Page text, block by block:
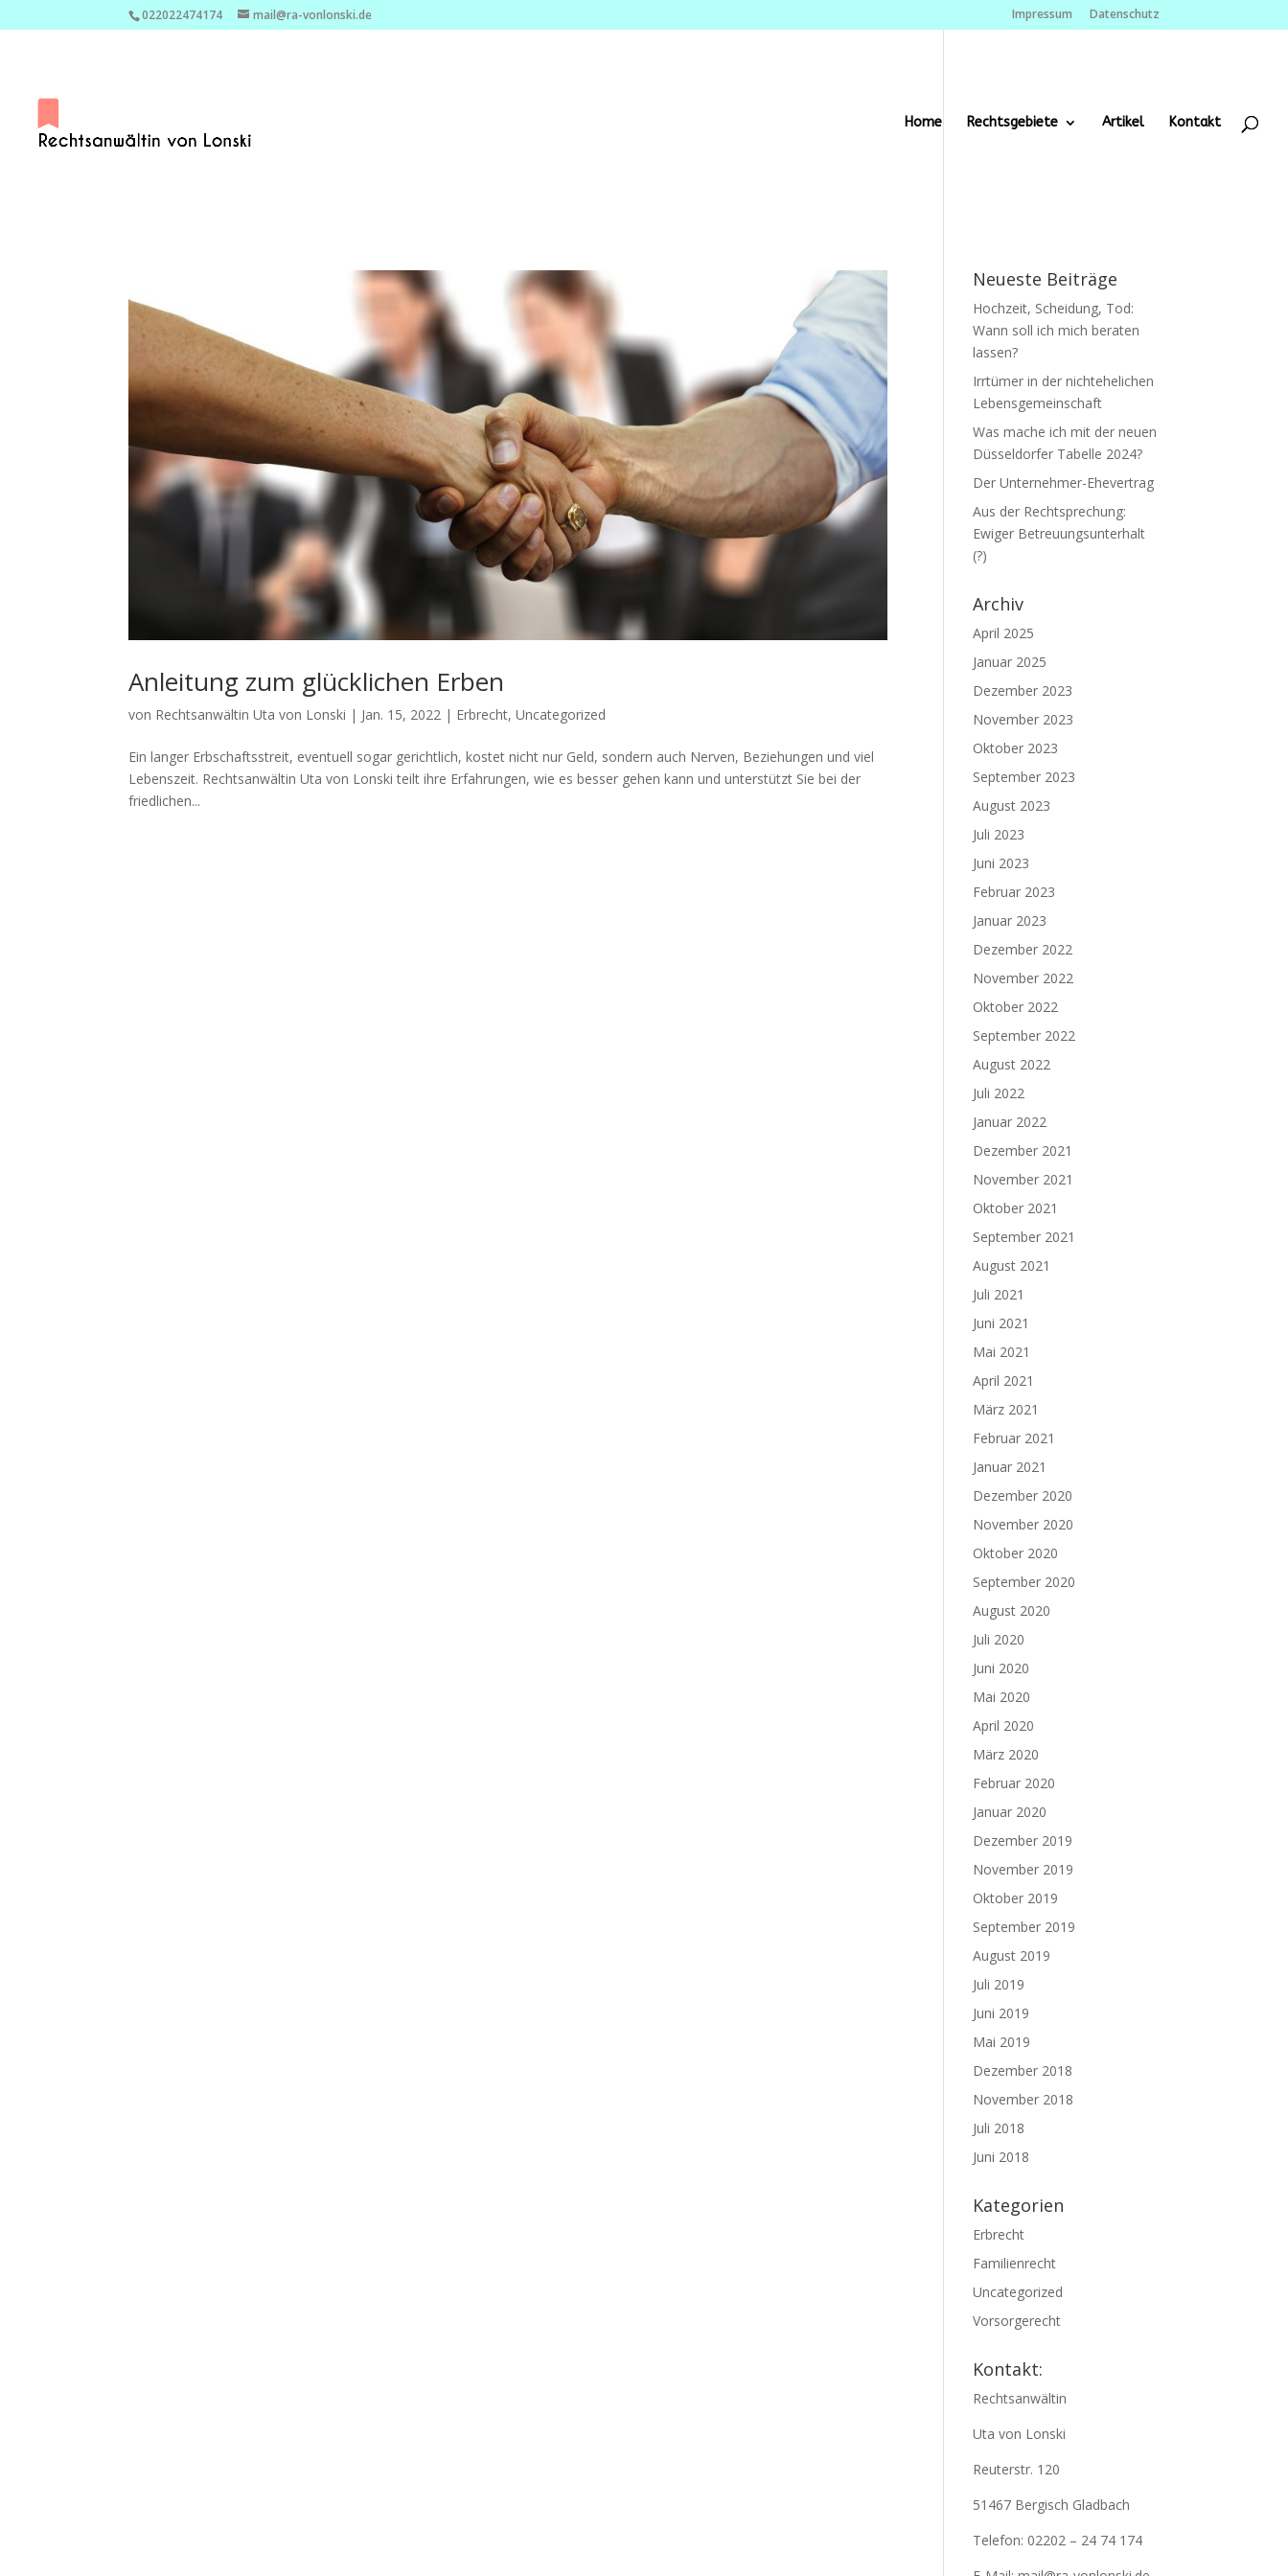
022022474174 mail@ra-vonlonski.de Impressum Datenschutz
Home Rechtsgebiete Artikel Kontakt
Anleitung zum glücklichen Erben
von Rechtsanwältin Uta von Lonski | Jan. 15, 2022 | Erbrecht,Uncategorized
Ein langer Erbschaftsstreit, eventuell sogar gerichtlich, kostet nicht nur Geld, sondern auch Nerven, Beziehungen und viel
Lebenszeit. Rechtsanwältin Uta von Lonski teilt ihre Erfahrungen, wie es besser gehen kann und unterstützt Sie bei der
friedlichen...
Neueste Beiträge
Hochzeit, Scheidung, Tod:
Wann soll ich mich beraten
lassen?
Irrtümer in der nichtehelichen
Lebensgemeinschaft
Was mache ich mit der neuen
Düsseldorfer Tabelle 2024?
Der Unternehmer-Ehevertrag
Aus der Rechtsprechung:
Ewiger Betreuungsunterhalt
(?)
Archiv
April 2025
Januar 2025
Dezember 2023
November 2023
Oktober 2023
September 2023
August 2023
Juli 2023
Juni 2023
Februar 2023
Januar 2023
Dezember 2022
November 2022
Oktober 2022
September 2022
August 2022
Juli 2022
Januar 2022
Dezember 2021
November 2021
Oktober 2021
September 2021
August 2021
Juli 2021
Juni 2021
Mai 2021
April 2021
März 2021
Februar 2021
Januar 2021
Dezember 2020
November 2020
Oktober 2020
September 2020
August 2020
Juli 2020
Juni 2020
Mai 2020
April 2020
März 2020
Februar 2020
Januar 2020
Dezember 2019
November 2019
Oktober 2019
September 2019
August 2019
Juli 2019
Juni 2019
Mai 2019
Dezember 2018
November 2018
Juli 2018
Juni 2018
Kategorien
Erbrecht
Familienrecht
Uncategorized
Vorsorgerecht
Kontakt:
Rechtsanwältin
Uta von Lonski
Reuterstr. 120
51467 Bergisch Gladbach
Telefon: 02202 – 24 74 174